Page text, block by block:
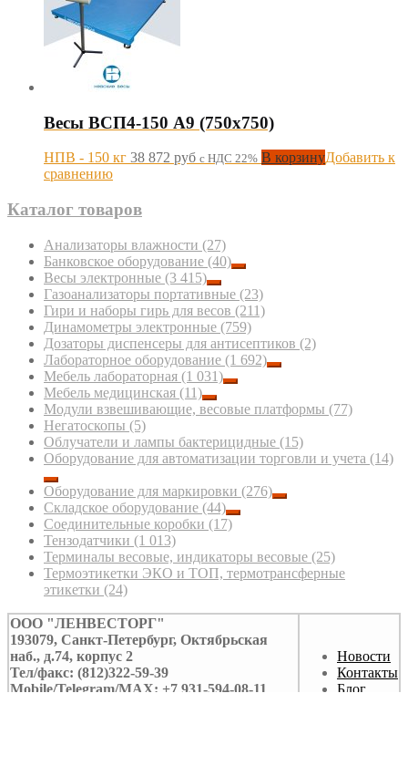
Весы ВСП4-150 А9 (750х750)
НПВ - 150 кг 38 872 руб с НДС 22% В корзинуДобавить к
сравнению
Каталог товаров
Анализаторы влажности (27)
Банковское оборудование (40)
Весы электронные (3 415)
Газоанализаторы портативные (23)
Гири и наборы гирь для весов (211)
Динамометры электронные (759)
Дозаторы диспенсеры для антисептиков (2)
Лабораторное оборудование (1 692)
Мебель лабораторная (1 031)
Мебель медицинская (11)
Модули взвешивающие, весовые платформы (77)
Негатоскопы (5)
Облучатели и лампы бактерицидные (15)
Оборудование для автоматизации торговли и учета (14)
Оборудование для маркировки (276)
Складское оборудование (44)
Соединительные коробки (17)
Тензодатчики (1 013)
Терминалы весовые, индикаторы весовые (25)
Термоэтикетки ЭКО и ТОП, термотрансферные
этикетки (24)
ООО "ЛЕНВЕСТОРГ"
193079, Санкт-Петербург, Октябрьская
наб., д.74, корпус 2
Тел/факс: (812)322-59-39
Mobile/Telegram/MAX: +7 931-594-08-11
Новости
Контакты
Блог